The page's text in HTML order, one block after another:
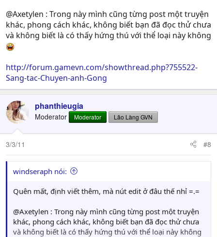
@Axetylen : Trong này mình cũng từng post một truyện
khác, phong cách khác, không biết bạn đã đọc thử chưa
và không biết là có thấy hứng thú với thể loại này không
http://forum.gamevn.com/showthread.php?755522-
Sang-tac-Chuyen-anh-Gong
phanthieugia
Moderator Moderator Lão Làng GVN
3/3/11 #8
windseraph nói:
Quên mất, định viết thêm, mà nút edit ở đâu thế nhỉ =.=
@Axetylen : Trong này mình cũng từng post một truyện
khác, phong cách khác, không biết bạn đã đọc thử chưa
và không biết là có thấy hứng thú với thể loại này không